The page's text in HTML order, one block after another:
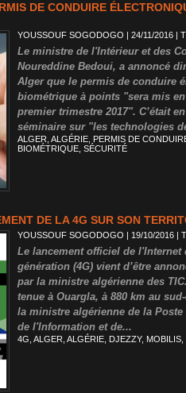
DE CONDUIRE
YOUSSOUF SOGODOGO | 24/11/2016 |
Le ministre de l'Intérieur et des
Noureddine Bedoui, a annoncé
Alger que le permis de conduire
biométrique à points "sera mis
premier trimestre 2017". C’était
séminaire sur "les technologies
ALGER ALGÉRIE PERMIS DE
BIOMÉTRIQUE SÉCURITÉ
DE LA 4G SUR SON
YOUSSOUF SOGODOGO | 19/10/2016 |
Le lancement officiel de l'Internet
génération (4G) vient d’être
par la ministre algérienne des
tenue à Ouargla, à 880 km au
la ministre algérienne de la
de l'Information et de...
4G ALGER ALGÉRIE DJEZZY, MOBILIS